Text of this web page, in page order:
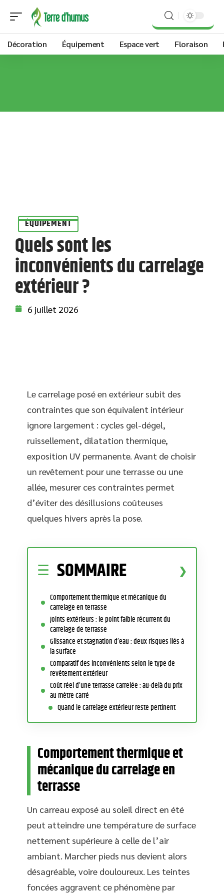
Décoration Équipement Espace vert Floraison
ÉQUIPEMENT
Quels sont les
inconvénients du carrelage
extérieur ?
6 juillet 2026
Le carrelage posé en extérieur subit des
contraintes que son équivalent intérieur
ignore largement : cycles gel-dégel,
ruissellement, dilatation thermique,
exposition UV permanente. Avant de choisir
un revêtement pour une terrasse ou une
allée, mesurer ces contraintes permet
d’éviter des désillusions coûteuses
quelques hivers après la pose.
SOMMAIRE
Comportement thermique et mécanique du
carrelage en terrasse
Joints extérieurs : le point faible récurrent du
carrelage de terrasse
Glissance et stagnation d’eau : deux risques liés à
la surface
Comparatif des inconvénients selon le type de
revêtement extérieur
Coût réel d’une terrasse carrelée : au-delà du prix
au mètre carré
Quand le carrelage extérieur reste pertinent
Comportement thermique et
mécanique du carrelage en
terrasse
Un carreau exposé au soleil direct en été
peut atteindre une température de surface
nettement supérieure à celle de l’air
ambiant. Marcher pieds nus devient alors
désagréable, voire douloureux. Les teintes
foncées aggravent ce phénomène par